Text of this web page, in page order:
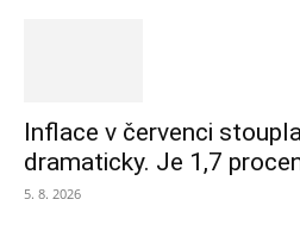
Inflace v červenci
dramaticky. Je 1,7
5. 8. 2026